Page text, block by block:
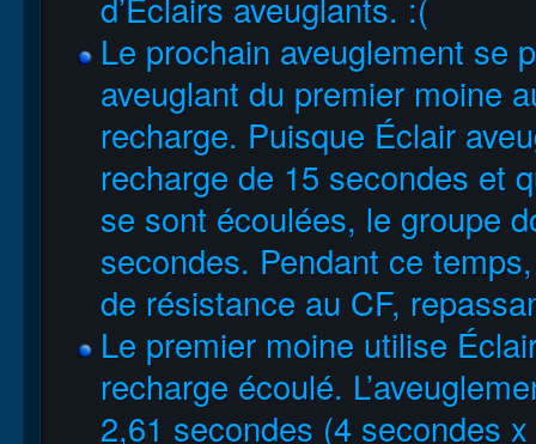
Le prochain aveuglement se
aveuglant du premier moine
recharge. Puisque Éclair
recharge de 15 secondes et
se sont écoulées, le groupe
secondes. Pendant ce
de résistance au CF,
Le premier moine utilise
recharge écoulé.
2,61 secondes (4 secondes